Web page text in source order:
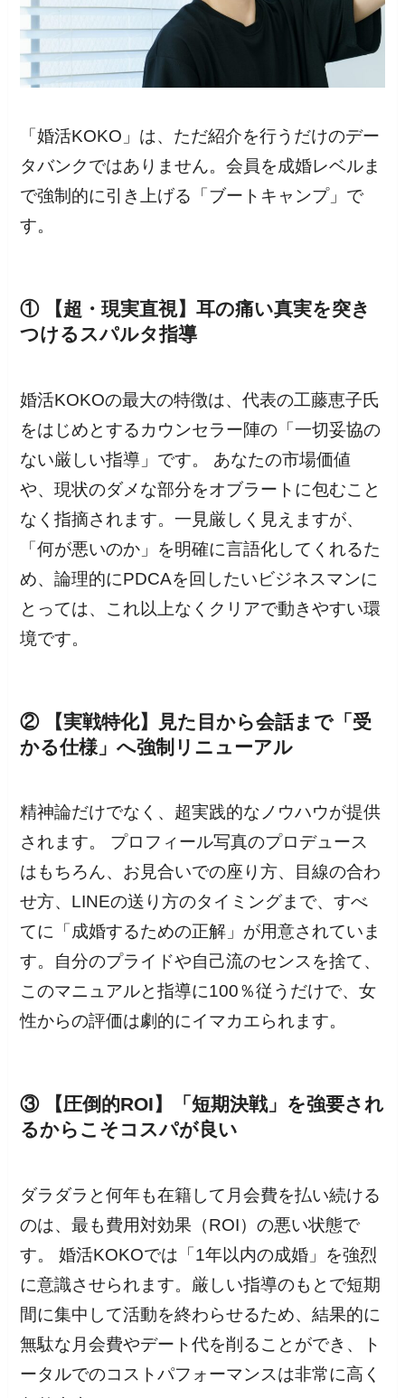
「婚活KOKO」は、ただ紹介を行うだけのデー
タバンクではありません。会員を成婚レベルま
で強制的に引き上げる「ブートキャンプ」で
す。
① 【超・現実直視】耳の痛い真実を突き
つけるスパルタ指導
婚活KOKOの最大の特徴は、代表の工藤恵子氏
をはじめとするカウンセラー陣の「一切妥協の
ない厳しい指導」です。 あなたの市場価値
や、現状のダメな部分をオブラートに包むこと
なく指摘されます。一見厳しく見えますが、
「何が悪いのか」を明確に言語化してくれるた
め、論理的にPDCAを回したいビジネスマンに
とっては、これ以上なくクリアで動きやすい環
境です。
② 【実戦特化】見た目から会話まで「受
かる仕様」へ強制リニューアル
精神論だけでなく、超実践的なノウハウが提供
されます。 プロフィール写真のプロデュース
はもちろん、お見合いでの座り方、目線の合わ
せ方、LINEの送り方のタイミングまで、すべ
てに「成婚するための正解」が用意されていま
す。自分のプライドや自己流のセンスを捨て、
このマニュアルと指導に100％従うだけで、女
性からの評価は劇的にイマカエられます。
③ 【圧倒的ROI】「短期決戦」を強要され
るからこそコスパが良い
ダラダラと何年も在籍して月会費を払い続ける
のは、最も費用対効果（ROI）の悪い状態で
す。 婚活KOKOでは「1年以内の成婚」を強烈
に意識させられます。厳しい指導のもとで短期
間に集中して活動を終わらせるため、結果的に
無駄な月会費やデート代を削ることができ、ト
ータルでのコストパフォーマンスは非常に高く